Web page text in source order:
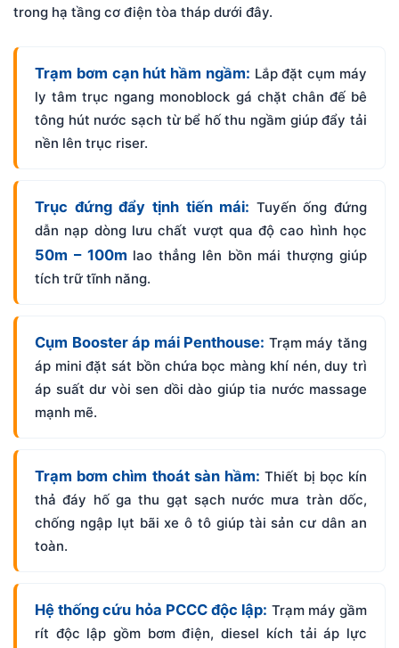
trong hạ tầng cơ điện tòa tháp dưới đây.
Trạm bơm cạn hút hầm ngầm: Lắp đặt cụm máy
ly tâm trục ngang monoblock gá chặt chân đế bê
tông hút nước sạch từ bể hố thu ngầm giúp đẩy tải
nền lên trục riser.
Trục đứng đẩy tịnh tiến mái: Tuyến ống đứng
dẫn nạp dòng lưu chất vượt qua độ cao hình học
50m – 100m lao thẳng lên bồn mái thượng giúp
tích trữ tĩnh năng.
Cụm Booster áp mái Penthouse: Trạm máy tăng
áp mini đặt sát bồn chứa bọc màng khí nén, duy trì
áp suất dư vòi sen dồi dào giúp tia nước massage
mạnh mẽ.
Trạm bơm chìm thoát sàn hầm: Thiết bị bọc kín
thả đáy hố ga thu gạt sạch nước mưa tràn dốc,
chống ngập lụt bãi xe ô tô giúp tài sản cư dân an
toàn.
Hệ thống cứu hỏa PCCC độc lập: Trạm máy gầm
rít độc lập gồm bơm điện, diesel kích tải áp lực